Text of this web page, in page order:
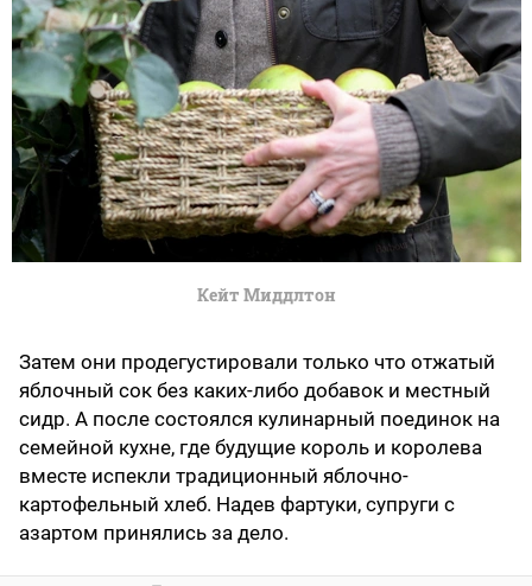
Кейт Миддлтон
Затем они продегустировали только что отжатый
яблочный сок без каких-либо добавок и местный
сидр. А после состоялся кулинарный поединок на
семейной кухне, где будущие король и королева
вместе испекли традиционный яблочно-
картофельный хлеб. Надев фартуки, супруги с
азартом принялись за дело.